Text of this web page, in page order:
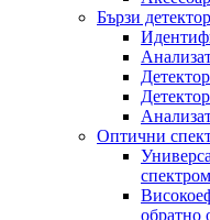
Бързи
Оптични
обратно